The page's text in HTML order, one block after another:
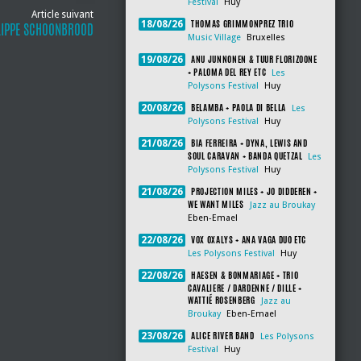
Article suivant
SCHOONBROOD 18/08/26 THOMAS GRIMMONPREZ TRIO
Music Village Bruxelles
19/08/26
ANU JUNNONEN & TUUR FLORIZOONE
+ PALOMA DEL REY ETC
Les
Polysons Festival
Huy
20/08/26 BELAMBA + PAOLA DI BELLA
Les
Polysons Festival
Huy
21/08/26
BIA FERREIRA + DYNA, LEWIS AND
SOUL CARAVAN + BANDA QUETZAL
Les
Polysons Festival
Huy
21/08/26
PROJECTION MILES + JO DIDDEREN +
WE WANT MILES
Jazz au Broukay
Eben-Emael
22/08/26 VOX OXALYS + ANA VAGA DUO ETC
Les Polysons Festival Huy
22/08/26
HAESEN & BONMARIAGE + TRIO
CAVALIERE / DARDENNE / DILLE +
WATTIÉ ROSENBERG
Jazz au
Broukay
Eben-Emael
23/08/26 ALICE RIVER BAND
Les Polysons
Festival
Huy